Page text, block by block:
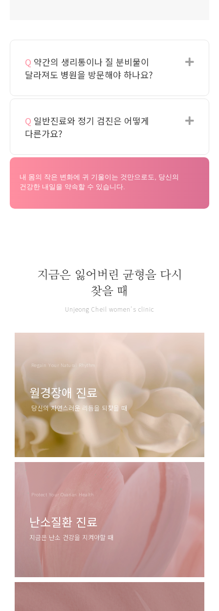
Q 약간의 생리통이나 질 분비물이
달라져도 병원을 방문해야 하나요?
Q 일반진료와 정기 검진은 어떻게
다른가요?
내 몸의 작은 변화에 귀 기울이는 것만으로도, 당신의
건강한 내일을 약속할 수 있습니다.
지금은 잃어버린 균형을 다시
찾을 때
Unjeong Cheil women's clinic
Regain Your Natural Rhythm
월경장애 진료
당신의 자연스러운 리듬을 되찾을 때
알아보기
Protect Your Ovarian Health
난소질환 진료
지금은 난소 건강을 지켜야할 때